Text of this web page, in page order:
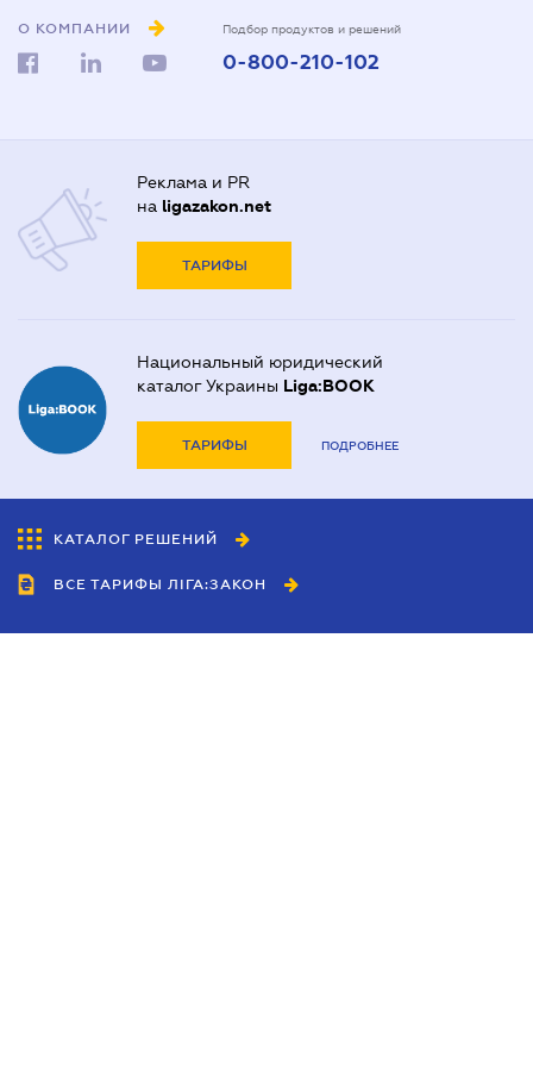
О КОМПАНИИ Подбор продуктов и решений
0-800-210-102
Реклама и PR
на ligazakon.net
ТАРИФЫ
Национальный юридический
каталог Украины Liga:BOOK
ТАРИФЫ ПОДРОБНЕЕ
КАТАЛОГ РЕШЕНИЙ
ВСЕ ТАРИФЫ ЛІГА:ЗАКОН